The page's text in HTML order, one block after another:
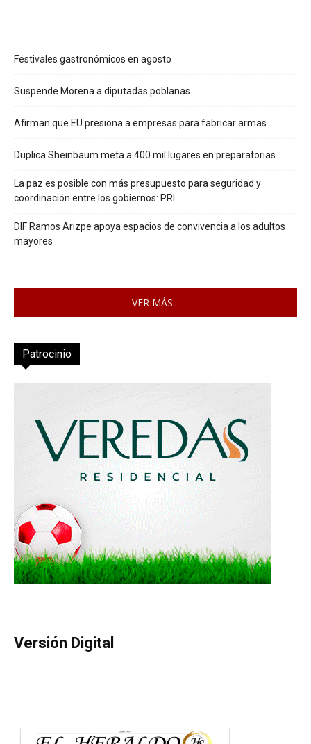
Festivales gastronómicos en agosto
Suspende Morena a diputadas poblanas
Afirman que EU presiona a empresas para fabricar armas
Duplica Sheinbaum meta a 400 mil lugares en preparatorias
La paz es posible con más presupuesto para seguridad y
coordinación entre los gobiernos: PRI
DIF Ramos Arizpe apoya espacios de convivencia a los adultos
mayores
VER MÁS...
Patrocinio
Versión Digital